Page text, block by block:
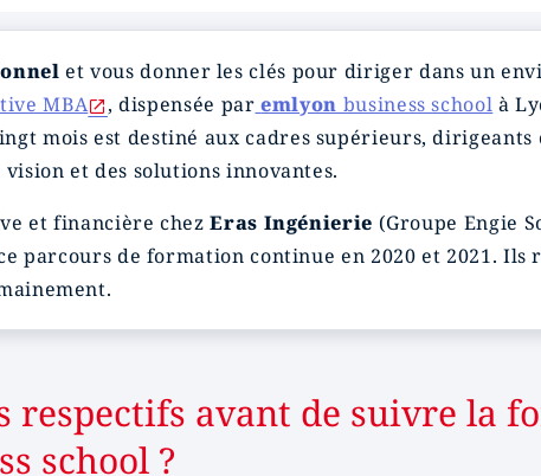
et vous donner les clés pour diriger dans un
MBA , dispensée par emlyon business school à
mois est destiné aux cadres supérieurs,
et des solutions innovantes.
et financière chezEras Ingénierie (Groupe Engie
parcours de formation continue en 2020 et 2021.
respectifs avant de suivre la
school ?